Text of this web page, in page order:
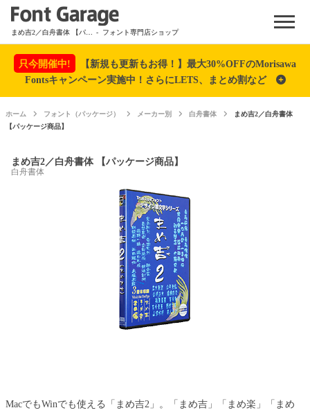
Menu
- フォント専門店ショップ
只今開催中!
【新規も更新もお得！】最大30%OFFのMorisawa
Fontsキャンペーン実施中！さらにLETS、まとめ割など
ホーム フォント（パッケージ） メーカー別 白舟書体
まめ吉2／白舟書体
【パッケージ商品】
まめ吉2／白舟書体 【パッケージ商品】
白舟書体
MacでもWinでも使える「まめ吉2」。「まめ吉」「まめ楽」「まめ